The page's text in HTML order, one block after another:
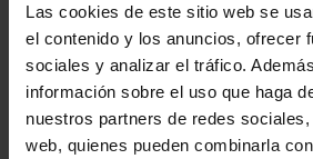
Las cookies de este sitio web se
el contenido y los anuncios, ofrecer
sociales y analizar el tráfico.
información sobre el uso que haga
nuestros partners de redes
web, quienes pueden combinarla
anestesia local o sedación para
molestia. Además, nuestros
Anestesiología y Reanimaciónse
garantizar la mayor comodidad y
procedimiento.